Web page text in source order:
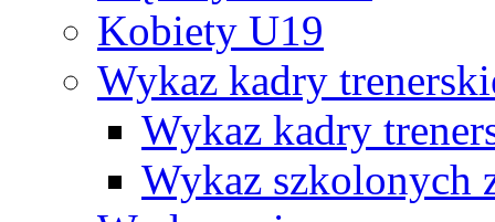
Kobiety U19
Wykaz kadry
Wykaz kadry
Wykaz szkolonych